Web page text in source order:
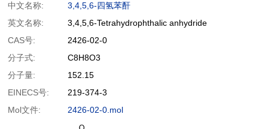
中文名称:
3,4,5,6-四氢苯酐
英文名称:
3,4,5,6-Tetrahydrophthalic anhydride
CAS号:
2426-02-0
分子式:
C8H8O3
分子量:
152.15
EINECS号:
219-374-3
Mol文件:
2426-02-0.mol